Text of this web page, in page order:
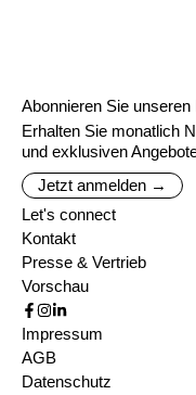
Abonnieren Sie
Erhalten Sie monatlich
und exklusiven
Jetzt anmelden →
Let's connect
Kontakt
Presse & Vertrieb
Vorschau
Impressum
AGB
Datenschutz